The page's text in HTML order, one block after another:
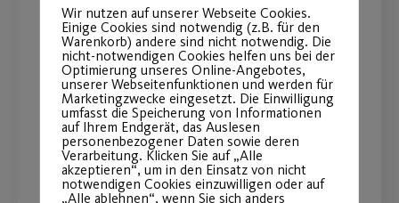
SV
Frohe Weihnachten und viel
Gesundheit für das neue Jahr 2023.
WEITERLESEN
Wir nutzen auf unserer Webseite Cookies.
Einige Cookies sind notwendig (z.B. für den
Warenkorb) andere sind nicht notwendig. Die
nicht-notwendigen Cookies helfen uns bei der
Optimierung unseres Online-Angebotes,
unserer Webseitenfunktionen und werden für
Marketingzwecke eingesetzt. Die Einwilligung
umfasst die Speicherung von Informationen
auf Ihrem Endgerät, das Auslesen
personenbezogener Daten sowie deren
Verarbeitung. Klicken Sie auf „Alle
akzeptieren“, um in den Einsatz von nicht
notwendigen Cookies einzuwilligen oder auf
„Alle ablehnen“, wenn Sie sich anders